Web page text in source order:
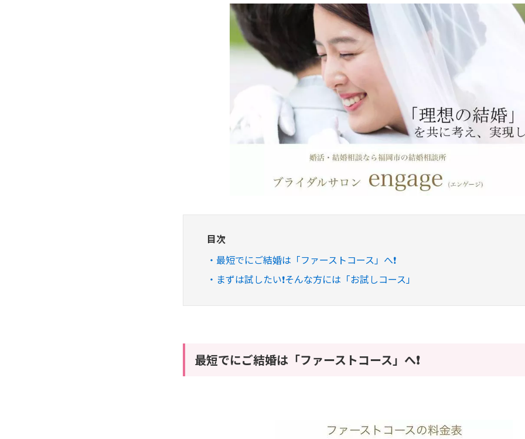
目次
最短でにご結婚は「ファーストコース」へ❗️
まずは試したい❗️そんな方には「お試しコース」
最短でにご結婚は「ファーストコース」へ❗️